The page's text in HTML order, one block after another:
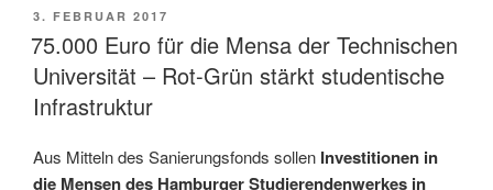
mögliche
Radschnellwege
aus
dem
Umland
Hamburg“
VERÖFFENTLICHT
3. FEBRUAR 2017
75.000 Euro für die Mensa der Technischen
Universität – Rot-Grün stärkt studentische
Infrastruktur
Aus Mitteln des Sanierungsfonds sollen Investitionen in
die Mensen des Hamburger Studierendenwerkes in